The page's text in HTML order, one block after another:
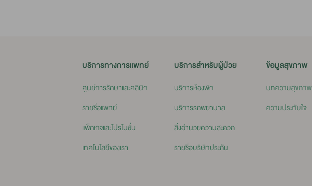
บริการทางการแพทย์
ศูนย์การรักษาและคลินิก
รายชื่อแพทย์
แพ็กเกจและโปรโมชั่น
เทคโนโลยีของเรา
บริการสำหรับผู้ป่วย
บริการห้องพัก
บริการรถพยาบาล
สิ่งอำนวยความสะดวก
รายชื่อบริษัทประกัน
ข้อมูลสุขภาพ
บทความสุขภาพ
ความประทับใจ